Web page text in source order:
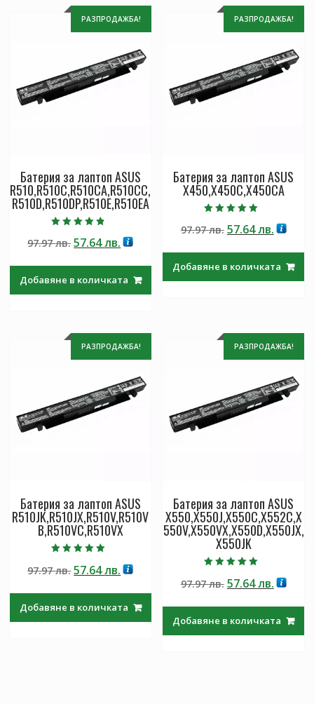
РАЗПРОДАЖБА!
Батерия за лаптоп ASUS
R510,R510C,R510CA,R510CC,
R510D,R510DP,R510E,R510EA
4.50
от 5
97.97лв.Original
97.97 лв..
57.64лв.Текущата
57.64 лв..
Добавяне в количката
РАЗПРОДАЖБА!
Батерия за лаптоп ASUS
X450,X450C,X450CA
5.00
от 5
97.97лв. Original
97.97 лв..
57.64лв.
57.64
Добавяне в количката
РАЗПРОДАЖБА!
Батерия за лаптоп ASUS
R510JK,R510JX,R510V,R510V
B,R510VC,R510VX
5.00
от 5
97.97лв.Original
97.97 лв..
57.64лв.Текущата
57.64 лв..
Добавяне в количката
РАЗПРОДАЖБА!
Батерия за лаптоп ASUS
X550,X550J,X550C,X552C,X
550V,X550VX,X550D,X550JX,
X550JK
5.00
от 5
97.97лв. Original
97.97 лв..
57.64лв.
57.64
Добавяне в количката